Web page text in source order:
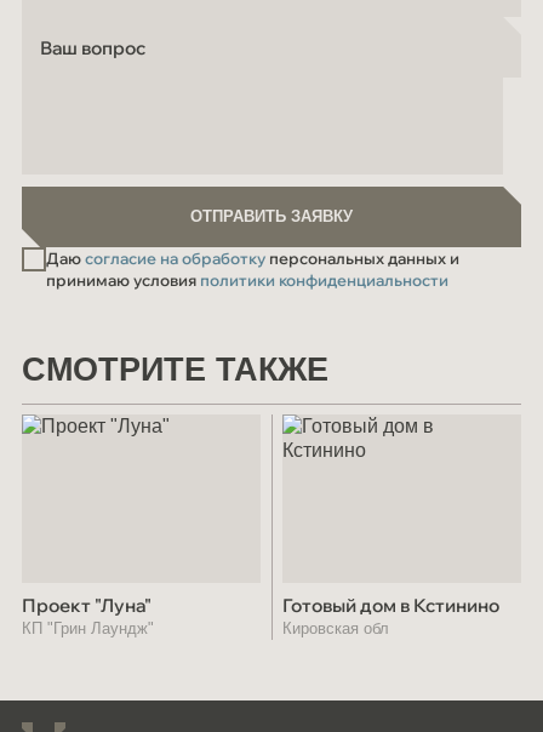
Ваш вопрос
ОТПРАВИТЬ ЗАЯВКУ
ОТПРАВИТЬ ЗАЯВКУ
Даюсогласие на обработку персональных данных и
принимаю условия политики конфиденциальности
СМОТРИТЕ ТАКЖЕ
Проект "Луна"
КП "Грин Лаундж"
Готовый дом в Кстинино
Кировская обл